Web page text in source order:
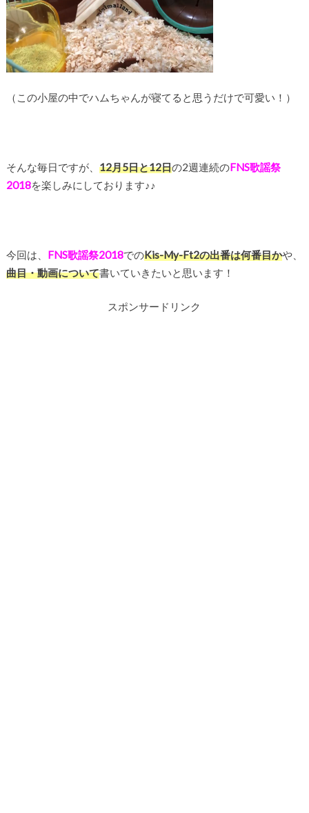
（この小屋の中でハムちゃんが寝てると思うだけで可愛い！）
そんな毎日ですが、 12月5日と12日の2週連続のFNS歌謡祭
2018を楽しみにしております♪♪
今回は、 FNS歌謡祭2018でのKis-My-Ft2の出番は何番目かや、
曲目・動画について書いていきたいと思います！
スポンサードリンク